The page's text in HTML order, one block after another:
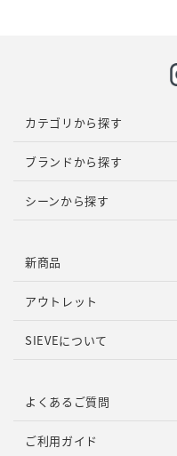
カテゴリから探す
ブランドから探す
シーンから探す
新商品
アウトレット
SIEVEについて
よくあるご質問
ご利用ガイド